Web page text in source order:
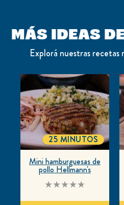
MÁS IDEAS
Explorá nuestras recetas
No
se
enviado
Mini hamburguesas de
pollo Hellmann's
TOTALTIME
25 MINUTOS